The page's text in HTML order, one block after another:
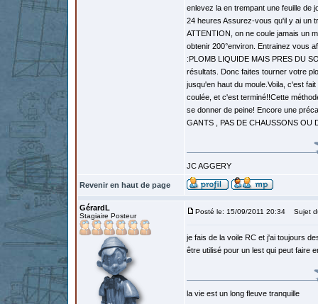
enlevez la en trempant une feuille de
24 heures Assurez-vous qu'il y ai un
ATTENTION, on ne coule jamais un
obtenir 200°environ. Entrainez vous
:PLOMB LIQUIDE MAIS PRES DU
résultats. Donc faites tourner votre
jusqu'en haut du moule.Voila, c'est
coulée, et c'est terminé!!Cette
se donner de peine! Encore une
GANTS , PAS DE CHAUSSONS OU
JC AGGERY
Revenir en haut de page
GérardL
Stagiaire Posteur
Posté le: 15/09/2011 20:34 Sujet
je fais de la voile RC et j'ai toujours
être utilisé pour un lest qui peut faire
la vie est un long fleuve tranquille